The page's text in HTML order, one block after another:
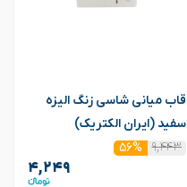
قاب میانی شاسی زنگ الیزه
سفید (ایران الکتریک)
۹,۴۴۳
۵۶%
۴,۲۴۹